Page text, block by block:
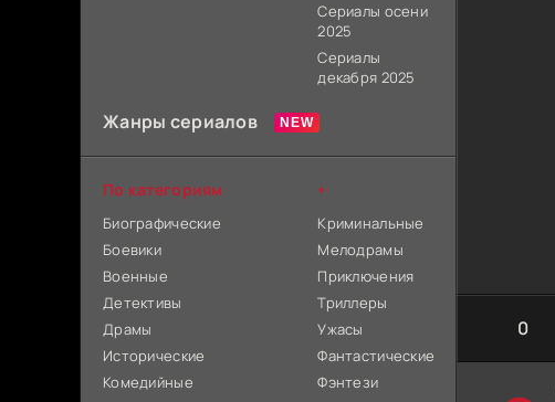
0
Сериалы осени
2025
Сериалы
декабря 2025
Жанры сериалов
По категориям
Биографические
Боевики
Военные
Детективы
Драмы
Исторические
Комедийные
+
Криминальные
Мелодрамы
Приключения
Триллеры
Ужасы
Фантастические
Фэнтези